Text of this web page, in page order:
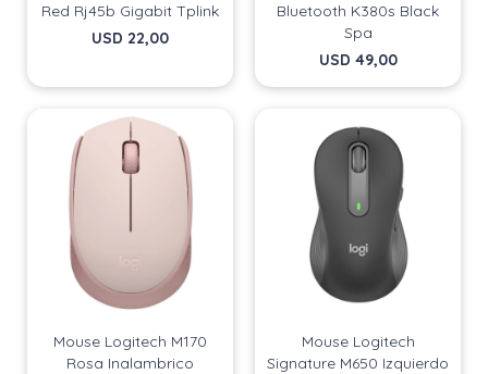
Red Rj45b Gigabit Tplink
USD 22,00
Bluetooth K380s Black
Spa
USD 49,00
Mouse Logitech M170
Rosa Inalambrico
Mouse Logitech
Signature M650 Izquierdo